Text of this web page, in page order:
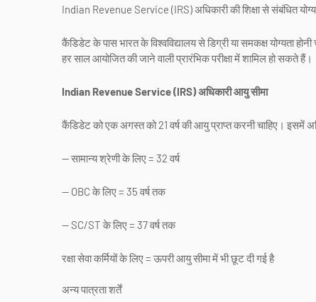
Indian Revenue Service (IRS) अधिकारी की शिक्षा से संबंधित
कैंडिडेट के पास भारत के विश्वविद्यालय से डिग्री या समकक्ष योग्यता
हर साल आयोजित की जाने वाली प्रारंभिक परीक्षा में शामिल हो सकते हैं।
Indian Revenue Service (IRS) अधिकारी आयु सीमा
कैंडिडेट को एक अगस्त को 21 वर्ष की आयु प्राप्त करनी चाहिए। इसमें
-- सामान्य श्रेणी के लिए = 32 वर्ष
-- OBC के लिए = 35 वर्ष तक
-- SC/ST के लिए = 37 वर्ष तक
रक्षा सेवा कर्मियों के लिए = ऊपरी आयु सीमा में भी छूट दी गई है
अन्य पात्रता शर्तें